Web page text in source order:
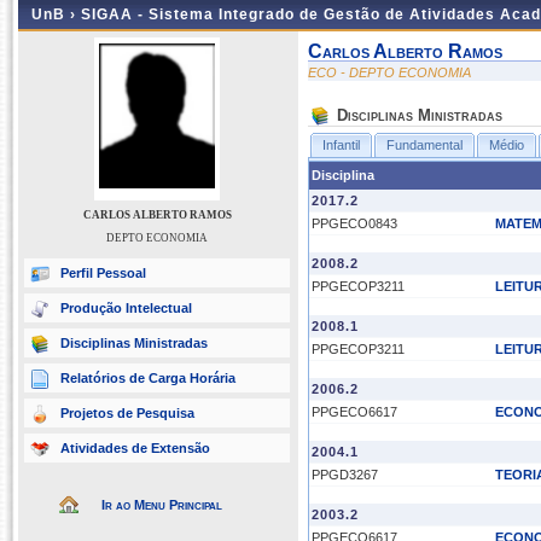
UnB › SIGAA - Sistema Integrado de Gestão de Atividades
CARLOS ALBERTO RAMOS
DEPTO ECONOMIA
Perfil Pessoal
Produção Intelectual
Disciplinas Ministradas
Relatórios de Carga Horária
Projetos de Pesquisa
Atividades de Extensão
Ir ao Menu Principal
Carlos Alberto Ramos
ECO - DEPTO ECONOMIA
Disciplinas Ministradas
Infantil Fundamental Médio
Disciplina
2017.2
PPGECO0843
2008.2
PPGECOP3211
2008.1
PPGECOP3211
2006.2
PPGECO6617
2004.1
PPGD3267
2003.2
PPGECO6617